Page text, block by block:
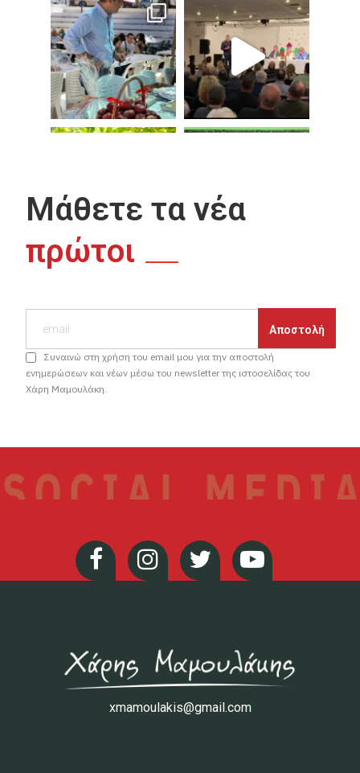
Μάθετε τα νέα
πρώτοι
Συναινώ στη χρήση του email μου για την αποστολή
ενημερώσεων και νέων μέσω του newsletter της ιστοσελίδας του
Χάρη Μαμουλάκη.
xmamoulakis@gmail.com